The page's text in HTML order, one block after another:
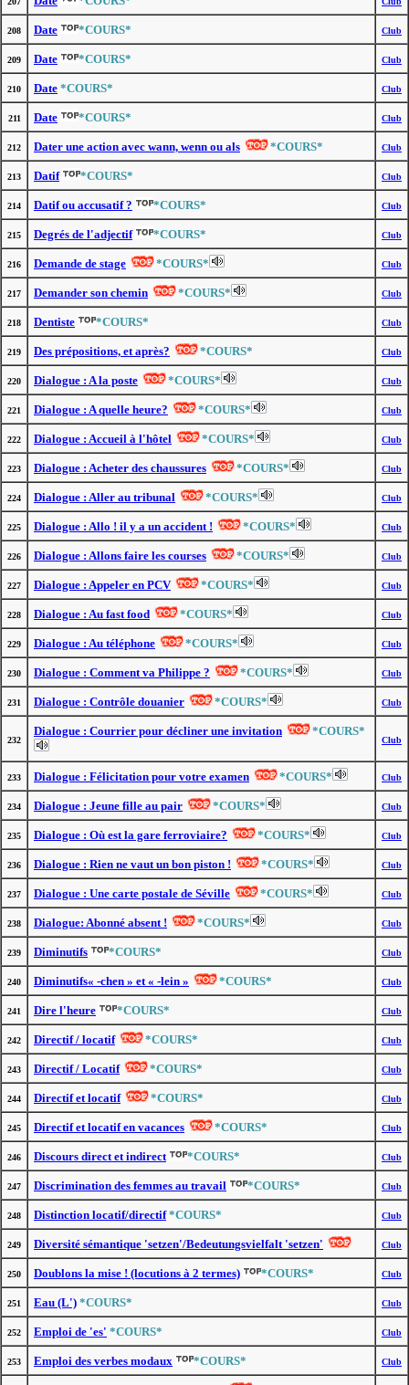
208 Date *COURS* Club
209 Date *COURS* Club
210 Date *COURS* Club
211 Date *COURS* Club
212 Dater une action avec wann, wenn ou als *COURS* Club
213 Datif *COURS* Club
214 Datif ou accusatif ? *COURS* Club
215 Degrés de l'adjectif *COURS* Club
216 Demande de stage *COURS* Club
217 Demander son chemin *COURS* Club
218 Dentiste *COURS* Club
219 Des prépositions, et après? *COURS* Club
220 Dialogue : A la poste *COURS* Club
221 Dialogue : A quelle heure? *COURS* Club
222 Dialogue : Accueil à l'hôtel *COURS* Club
223 Dialogue : Acheter des chaussures *COURS* Club
224 Dialogue : Aller au tribunal *COURS* Club
225 Dialogue : Allo ! il y a un accident ! *COURS* Club
226 Dialogue : Allons faire les courses *COURS* Club
227 Dialogue : Appeler en PCV *COURS* Club
228 Dialogue : Au fast food *COURS* Club
229 Dialogue : Au téléphone *COURS* Club
230 Dialogue : Comment va Philippe ? *COURS* Club
231 Dialogue : Contrôle douanier *COURS* Club
232
Dialogue : Courrier pour décliner une invitation *COURS*
Club
233 Dialogue : Félicitation pour votre examen *COURS* Club
234 Dialogue : Jeune fille au pair *COURS* Club
235 Dialogue : Où est la gare ferroviaire? *COURS* Club
236 Dialogue : Rien ne vaut un bon piston ! *COURS* Club
237 Dialogue : Une carte postale de Séville *COURS* Club
238 Dialogue: Abonné absent ! *COURS* Club
239 Diminutifs *COURS* Club
240 Diminutifs« -chen » et « -lein » *COURS* Club
241 Dire l'heure *COURS* Club
242 Directif / locatif *COURS* Club
243 Directif / Locatif *COURS* Club
244 Directif et locatif *COURS* Club
245 Directif et locatif en vacances *COURS* Club
246 Discours direct et indirect *COURS* Club
247 Discrimination des femmes au travail *COURS* Club
248 Distinction locatif/directif *COURS* Club
249 Diversité sémantique 'setzen'/Bedeutungsvielfalt 'setzen' Club
250 Doublons la mise ! (locutions à 2 termes) *COURS* Club
251 Eau (L') *COURS* Club
252 Emploi de 'es' *COURS* Club
253 Emploi des verbes modaux *COURS* Club